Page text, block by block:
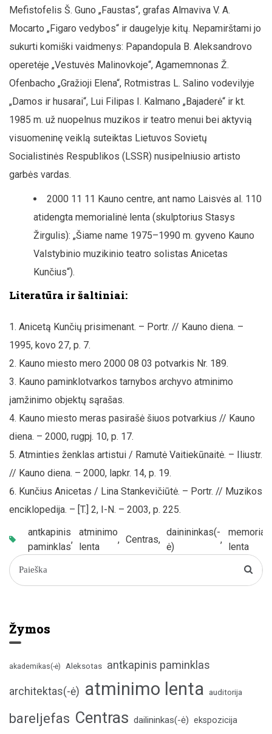
Mefistofelis Š. Guno „Faustas“, grafas Almaviva V. A.
Mocarto „Figaro vedybos“ ir daugelyje kitų. Nepamirštami jo
sukurti komiški vaidmenys: Papandopula B. Aleksandrovo
operetėje „Vestuvės Malinovkoje“, Agamemnonas Ž.
Ofenbacho „Gražioji Elena“, Rotmistras L. Salino vodevilyje
„Damos ir husarai“, Lui Filipas I. Kalmano „Bajaderė“ ir kt.
1985 m. už nuopelnus muzikos ir teatro menui bei aktyvią
visuomeninę veiklą suteiktas Lietuvos Sovietų
Socialistinės Respublikos (LSSR) nusipelniusio artisto
garbės vardas.
2000 11 11 Kauno centre, ant namo Laisvės al. 110
atidengta memorialinė lenta (skulptorius Stasys
Žirgulis): „Šiame name 1975–1990 m. gyveno Kauno
Valstybinio muzikinio teatro solistas Anicetas
Kunčius“).
Literatūra ir šaltiniai:
Anicetą Kunčių prisimenant. – Portr. // Kauno diena. –
1995, kovo 27, p. 7.
Kauno miesto mero 2000 08 03 potvarkis Nr. 189.
Kauno paminklotvarkos tarnybos archyvo atminimo
įamžinimo objektų sąrašas.
Kauno miesto meras pasirašė šiuos potvarkius // Kauno
diena. – 2000, rugpj. 10, p. 17.
Atminties ženklas artistui / Ramutė Vaitiekūnaitė. – Iliustr.
// Kauno diena. – 2000, lapkr. 14, p. 19.
Kunčius Anicetas / Lina Stankevičiūtė. – Portr. // Muzikos
enciklopedija. – [T.] 2, I-N. – 2003, p. 225.
antkapinis
paminklas
,
atminimo
lenta
, Centras,
dainininkas(-
ė)
,
lenta
Žymos
akademikas(-ė) Aleksotas antkapinis paminklas
architektas(-ė) atminimo lenta auditorija
bareljefas Centras dailininkas(-ė) ekspozicija